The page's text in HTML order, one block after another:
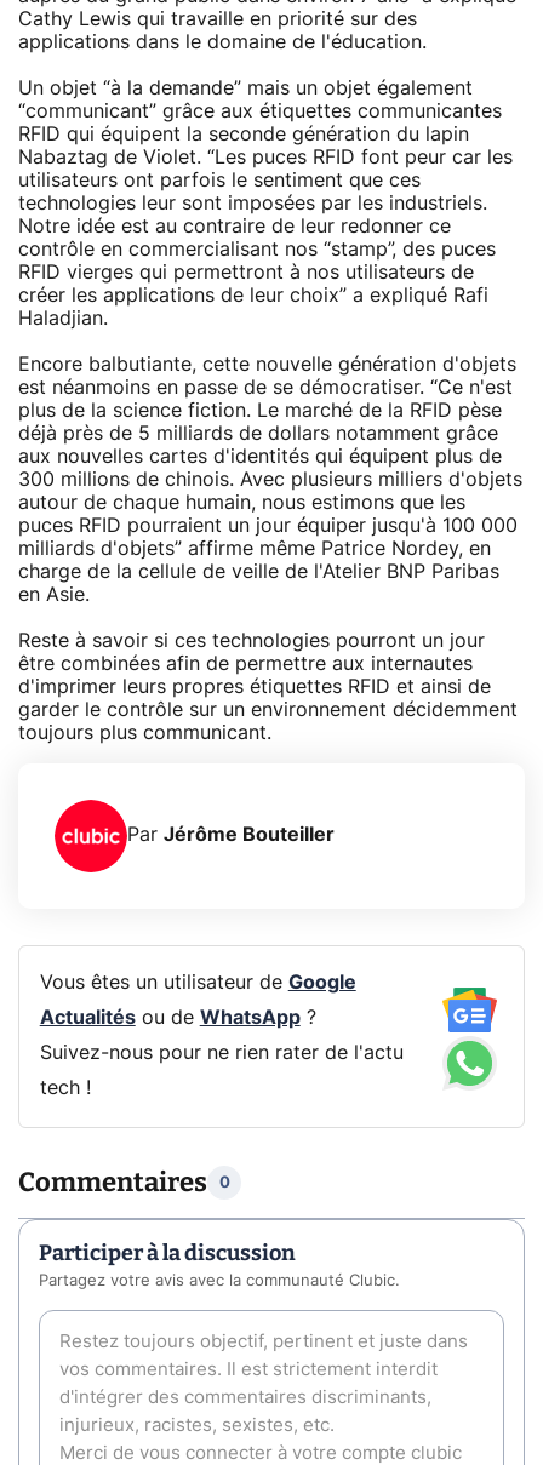
Cathy Lewis qui travaille en priorité sur des
applications dans le domaine de l'éducation.
Un objet “à la demande” mais un objet également
“communicant” grâce aux étiquettes communicantes
RFID qui équipent la seconde génération du lapin
Nabaztag de Violet. “Les puces RFID font peur car les
utilisateurs ont parfois le sentiment que ces
technologies leur sont imposées par les industriels.
Notre idée est au contraire de leur redonner ce
contrôle en commercialisant nos “stamp”, des puces
RFID vierges qui permettront à nos utilisateurs de
créer les applications de leur choix” a expliqué Rafi
Haladjian.
Encore balbutiante, cette nouvelle génération d'objets
est néanmoins en passe de se démocratiser. “Ce n'est
plus de la science fiction. Le marché de la RFID pèse
déjà près de 5 milliards de dollars notamment grâce
aux nouvelles cartes d'identités qui équipent plus de
300 millions de chinois. Avec plusieurs milliers d'objets
autour de chaque humain, nous estimons que les
puces RFID pourraient un jour équiper jusqu'à 100 000
milliards d'objets” affirme même Patrice Nordey, en
charge de la cellule de veille de l'Atelier BNP Paribas
en Asie.
Reste à savoir si ces technologies pourront un jour
être combinées afin de permettre aux internautes
d'imprimer leurs propres étiquettes RFID et ainsi de
garder le contrôle sur un environnement décidemment
toujours plus communicant.
Par Jérôme Bouteiller
Vous êtes un utilisateur de Google
Actualitésou de WhatsApp?
Suivez-nous pour ne rien rater de l'actu
tech !
Commentaires 0
Participer à la discussion
Partagez votre avis avec la communauté Clubic.